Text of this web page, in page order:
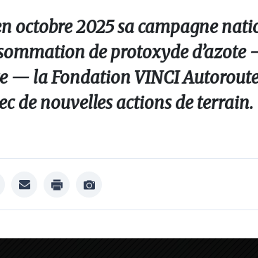
octobre 2025 sa campagne
de protoxyde d’azote
— la Fondation VINCI
de nouvelles actions de terrain.
mail print
Afficher